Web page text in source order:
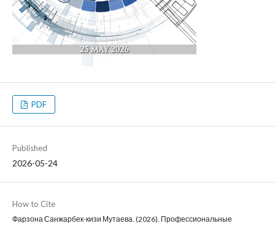
PDF
Published
2026-05-24
How to Cite
Фарзона Санжарбек-кизи Мутаева. (2026). Профессиональные